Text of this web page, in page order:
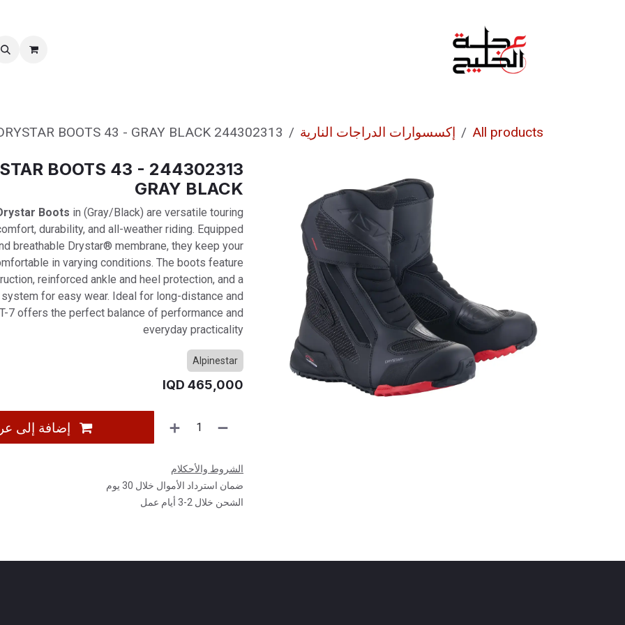
All products إكسسوارات الدراجات النارية 244302313 RT-7 DRYSTAR BOOTS 43 - GRAY BLACK
7 DRYSTAR BOOTS 43 -
GRAY BLACK
Boots in (Gray/Black) are versatile touring
durability, and all-weather riding. Equipped
breathable Drystar® membrane, they keep your
in varying conditions. The boots feature
reinforced ankle and heel protection, and a
for easy wear. Ideal for long-distance and
7 offers the perfect balance of performance and
everyday practicality
Alpinestar
465,000
IQD
إضافة إلى
الشروط والأحكلام
ضمان استرداد الأموال خلال 30 يوم
الشحن خلال 2-3 أيام عمل